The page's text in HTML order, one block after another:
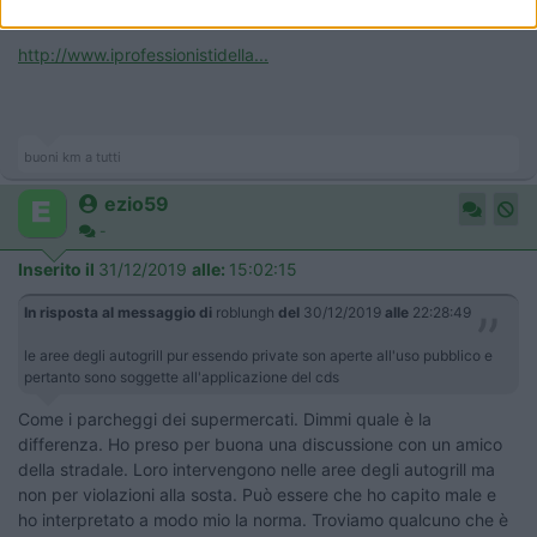
http://www.iprofessionistidella...
buoni km a tutti
ezio59
-
Inserito il 31/12/2019 alle: 15:02:15
In risposta al messaggio di roblungh del 30/12/2019 alle 22:28:49
le aree degli autogrill pur essendo private son aperte all'uso pubblico e
pertanto sono soggette all'applicazione del cds
Come i parcheggi dei supermercati. Dimmi quale è la
differenza. Ho preso per buona una discussione con un amico
della stradale. Loro intervengono nelle aree degli autogrill ma
non per violazioni alla sosta. Può essere che ho capito male e
ho interpretato a modo mio la norma. Troviamo qualcuno che è